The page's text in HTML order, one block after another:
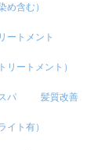
め含む）
ートメント
リートメント）
パ 髪質改善
イト有）